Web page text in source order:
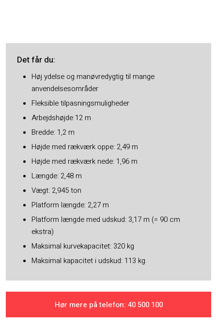
Det får du​:
Høj ydelse og manøvredygtig til mange
anvendelsesområder
Fleksible tilpasningsmuligheder
Arbejdshøjde 12 m
Bredde: 1,2 m
Højde med rækværk oppe: 2,49 m
Højde med rækværk nede: 1,96 m
Længde: 2,48 m
Vægt: 2,945 ton
Platform længde: 2,27 m
Platform længde med udskud: 3,17 m (= 90 cm
ekstra)
Maksimal kurvekapacitet: 320 kg
Maksimal kapacitet i udskud: 113 kg
Hør mere på telefon: ​40 500 100